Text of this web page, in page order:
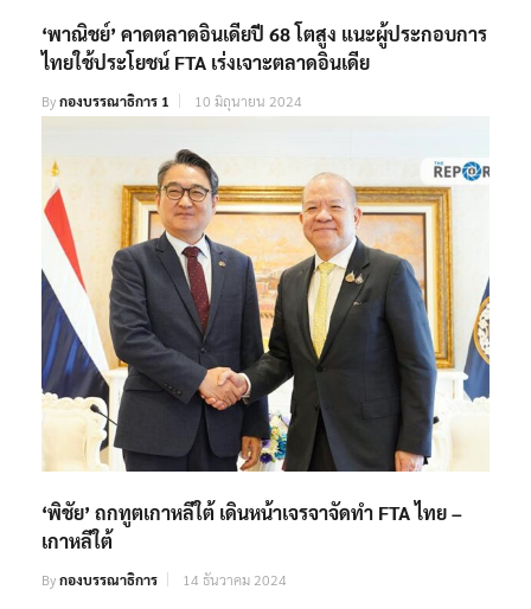
‘พาณิชย์’ คาดตลาดอินเดียปี 68 โตสูง แนะผู้ประกอบการ
ไทยใช้ประโยชน์ FTA เร่งเจาะตลาดอินเดีย
Byกองบรรณาธิการ 1 10 มิถุนายน 2024
‘พิชัย’ ถกทูตเกาหลีใต้ เดินหน้าเจรจาจัดทำ FTA ไทย –
เกาหลีใต้
Byกองบรรณาธิการ 14 ธันวาคม 2024